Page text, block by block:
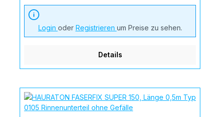
Login oder Registrieren um Preise zu sehen.
Details